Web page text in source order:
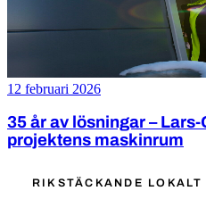
12 februari 2026
35 år av lösningar –
projektens maskinrum
RIKSTÄCKANDE LOKALT